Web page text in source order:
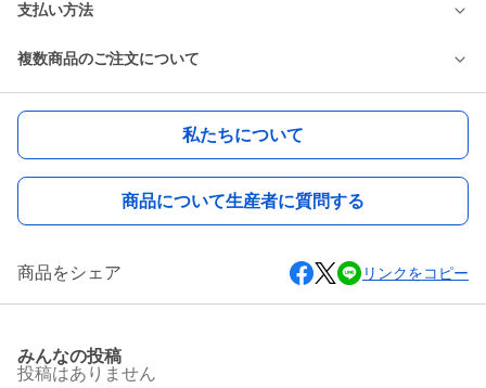
支払い方法
複数商品のご注文について
私たちについて
商品について生産者に質問する
商品をシェア リンクをコピー
みんなの投稿
投稿はありません